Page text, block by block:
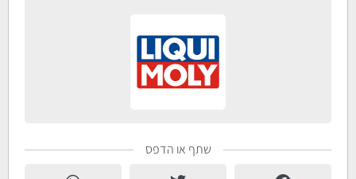
שתף או הדפס